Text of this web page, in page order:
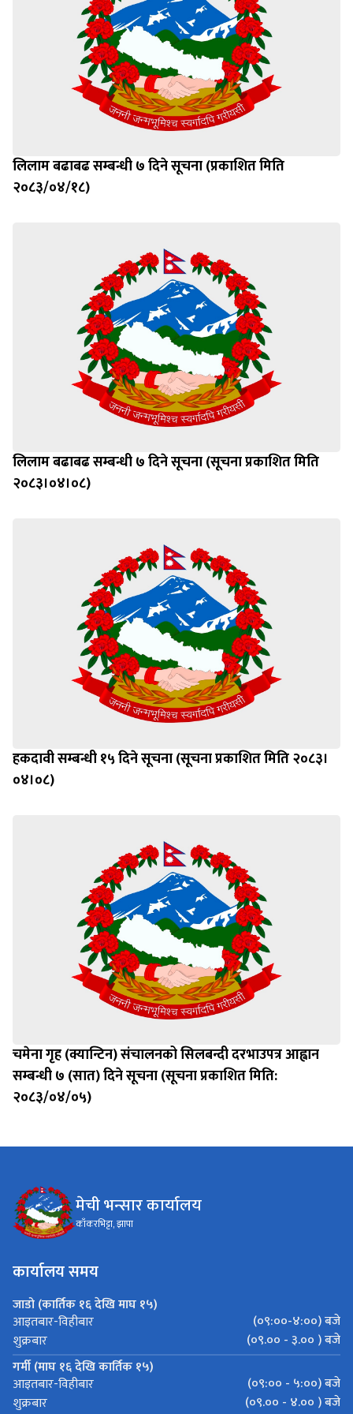
लिलाम बढाबढ सम्बन्धी ७ दिने सूचना (प्रकाशित मिति
२०८३/०४/१८)
लिलाम बढाबढ सम्बन्धी ७ दिने सूचना (सूचना प्रकाशित मिति
२०८३।०४।०८)
हकदावी सम्बन्धी १५ दिने सूचना (सूचना प्रकाशित मिति २०८३।
०४।०८)
चमेना गृह (क्यान्टिन) संचालनको सिलबन्दी दरभाउपत्र आह्वान
सम्बन्धी ७ (सात) दिने सूचना (सूचना प्रकाशित मिति:
२०८३/०४/०५)
मेची भन्सार कार्यालय
काँकरभिट्टा, झापा
कार्यालय समय
जाडो (कार्तिक १६ देखि माघ १५)
आइतबार-विहीबार
(०९:००-४:००) बजे
शुक्रबार
(०९.०० - ३.०० ) बजे
गर्मी (माघ १६ देखि कार्तिक १५)
आइतबार-विहीबार
(०९:०० - ५:००) बजे
शुक्रबार
(०९.०० - ४.०० ) बजे